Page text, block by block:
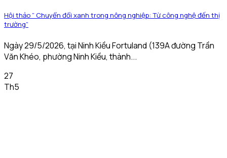
Hội thảo ” Chuyển đổi xanh trong nông nghiệp: Từ công nghệ đến thị
trường”
Ngày 29/5/2026, tại Ninh Kiều Fortuland (139A đường Trần
Văn Khéo, phường Ninh Kiều, thành...
27
Th5